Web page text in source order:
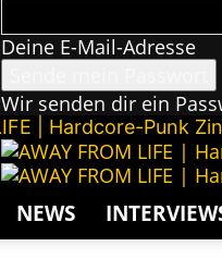
Deine E-Mail-Adresse
Wir senden dir ein
NEWS